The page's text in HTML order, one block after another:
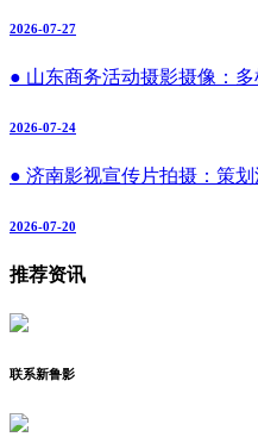
2026-07-27
● 山东商务活动摄影摄像：
2026-07-24
● 济南影视宣传片拍摄：策
2026-07-20
推荐资讯
联系新鲁影